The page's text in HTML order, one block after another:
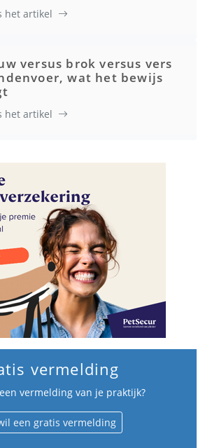
het artikel
versus brok versus vers
wat het bewijs
het artikel
vermelding
vermelding van je praktijk?
een gratis vermelding